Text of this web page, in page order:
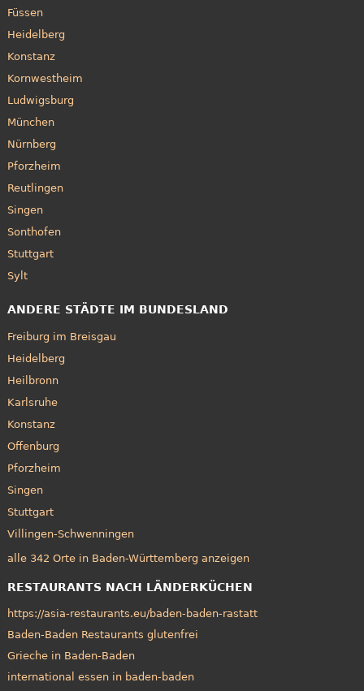
Füssen
Heidelberg
Konstanz
Kornwestheim
Ludwigsburg
München
Nürnberg
Pforzheim
Reutlingen
Singen
Sonthofen
Stuttgart
Sylt
ANDERE STÄDTE IM BUNDESLAND
Freiburg im Breisgau
Heidelberg
Heilbronn
Karlsruhe
Konstanz
Offenburg
Pforzheim
Singen
Stuttgart
Villingen-Schwenningen
alle 342 Orte in Baden-Württemberg anzeigen
RESTAURANTS NACH LÄNDERKÜCHEN
https://asia-restaurants.eu/baden-baden-rastatt
Baden-Baden Restaurants glutenfrei
Grieche in Baden-Baden
international essen in baden-baden